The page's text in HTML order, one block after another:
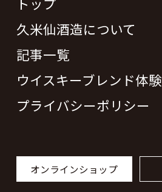
久米仙酒造について
記事一覧
ウイスキーブレンド体験
プライバシーポリシー
オンラインショップ